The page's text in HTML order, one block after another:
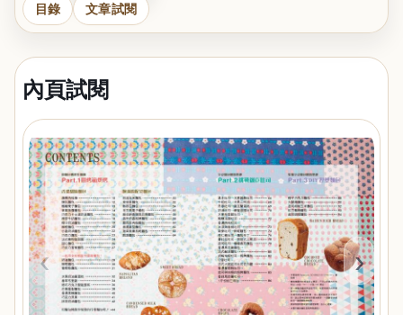
目錄 文章試閱
內頁試閱
‹ ›